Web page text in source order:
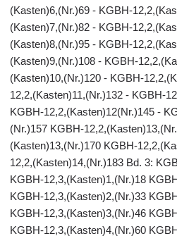
(Kasten)6,(Nr.)69 - KGBH-
(Kasten)7,(Nr.)82 - KGBH-
(Kasten)8,(Nr.)95 - KGBH-
(Kasten)9,(Nr.)108 - KGBH-
(Kasten)10,(Nr.)120 - KGBH-
12,2,(Kasten)11,(Nr.)132 - KGBH-
KGBH-12,2,(Kasten)12(Nr.)145 -
(Nr.)157 KGBH-
(Kasten)13,(Nr.)170 KGBH-
12,2,(Kasten)14,(Nr.)183 Bd. 3:
KGBH-12,3,(Kasten)1,(Nr.)18
KGBH-12,3,(Kasten)2,(Nr.)33
KGBH-12,3,(Kasten)3,(Nr.)46
KGBH-12,3,(Kasten)4,(Nr.)60